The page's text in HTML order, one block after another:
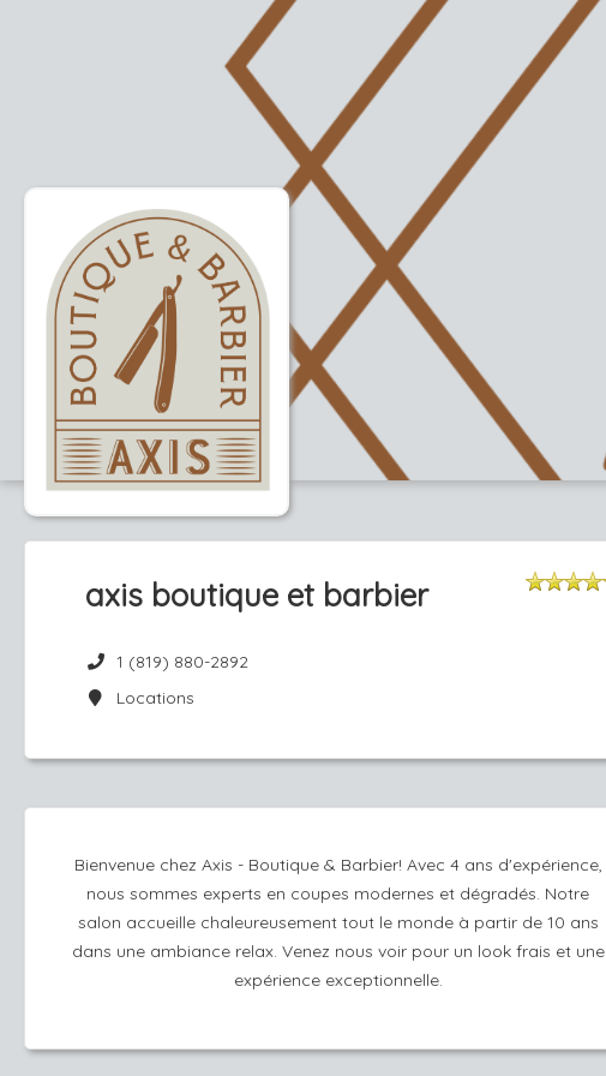
axis boutique et barbier
1 (819) 880-2892
Locations
Bienvenue chez Axis - Boutique & Barbier! Avec 4 ans d'expérience,
nous sommes experts en coupes modernes et dégradés. Notre
salon accueille chaleureusement tout le monde à partir de 10 ans
dans une ambiance relax. Venez nous voir pour un look frais et une
expérience exceptionnelle.